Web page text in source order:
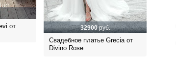
от
32900руб.
Свадебное платье Grecia от
Divino Rose